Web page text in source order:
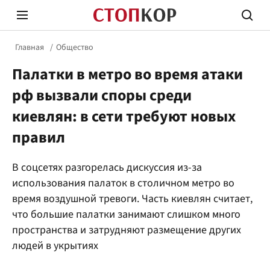
Стоп Политической Коррупции
Политика
Главная Общество
Палатки в метро во время атаки
рф вызвали споры среди
киевлян: в сети требуют новых
правил
В соцсетях разгорелась дискуссия из-за
использования палаток в столичном метро во
время воздушной тревоги. Часть киевлян считает,
что большие палатки занимают слишком много
пространства и затрудняют размещение других
людей в укрытиях